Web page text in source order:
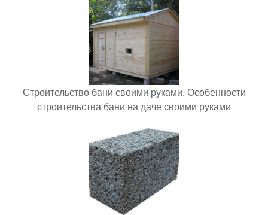
Строительство бани своими руками. Особенности
строительства бани на даче своими руками